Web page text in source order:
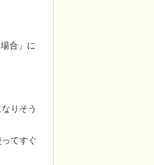
合」に
りそう
てすぐ